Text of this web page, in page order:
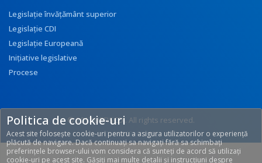
Legislație învățământ superior
Legislație CDI
Legislație Europeană
Inițiative legislative
Procese
© 2017 UEFISCDI. All rights reserved.
[T: 0.2908, O: 113]
Politica de cookie-uri
Acest site folosește cookie-uri pentru a asigura utilizatorilor o experiență
plăcută de navigare. Dacă continuați sa navigați fără sa schimbați
preferințele browser-ului vom considera că sunteți de acord să utilizați
cookie-uri pe acest site. Găsiți mai multe detalii și instrucțiuni despre